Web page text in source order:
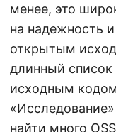
менее, это
на надежность
открытым
длинный
исходным
найти много